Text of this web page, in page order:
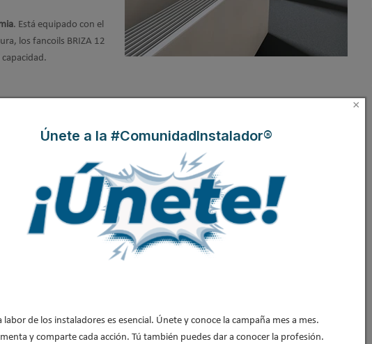
. Está equipado con el
los fancoils BRIZA 12
para refrigerar, calefactar y
el máximo
obtener calefacción
a la temperatura ideal
×
Únete a la #ComunidadInstalador®
labor de los instaladores es esencial. Únete y conoce la campaña mes a mes.
y comparte cada acción. Tú también puedes dar a conocer la profesión.